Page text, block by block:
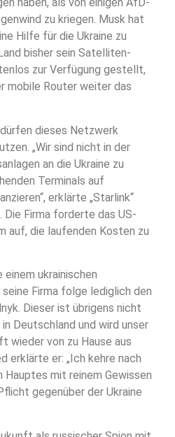
haben, als von einigen AfD-
zu kriegen. Musk hat
Hilfe für die Ukraine zu
bisher sein Satelliten-
zur Verfügung gestellt,
mobile Router weiter das
dieses Netzwerk
„Wir sind nicht in der
an die Ukraine zu
Terminals auf
erklärte „Starlink“
. Die Firma forderte das US-
auf, die laufenden Kosten zu
ukrainischen
seine Firma folge lediglich den
Dieser ist übrigens nicht
Deutschland und wird unser
wieder von zu Hause aus
erklärte er: „Ich kehre nach
Hauptes mit reinem Gewissen
gegenüber der Ukraine